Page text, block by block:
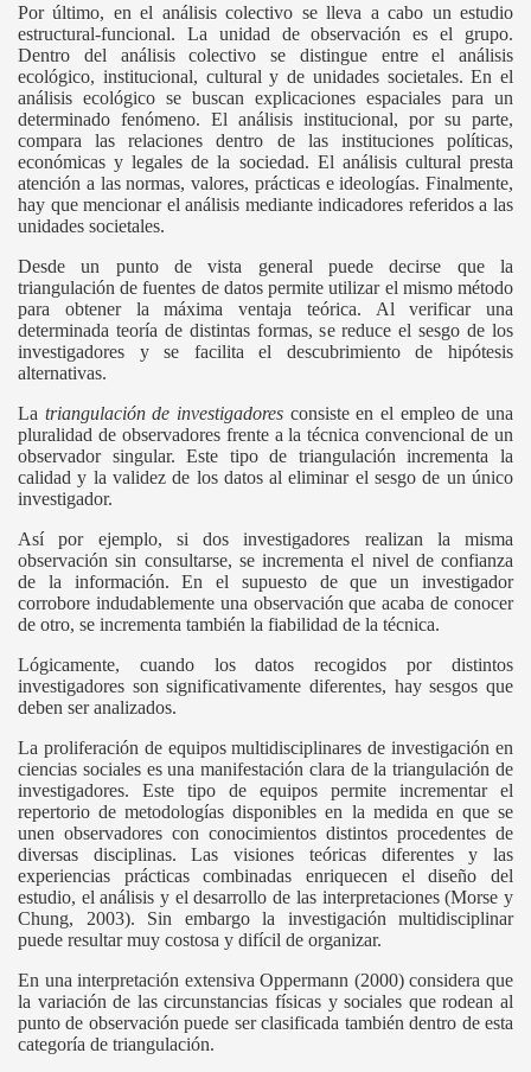
Por último, en el análisis colectivo se lleva a cabo un estudio
estructural-funcional. La unidad de observación es el grupo.
Dentro del análisis colectivo se distingue entre el análisis
ecológico, institucional, cultural y de unidades societales. En el
análisis ecológico se buscan explicaciones espaciales para un
determinado fenómeno. El análisis institucional, por su parte,
compara las relaciones dentro de las instituciones políticas,
económicas y legales de la sociedad. El análisis cultural presta
atención a las normas, valores, prácticas e ideologías. Finalmente,
hay que mencionar el análisis mediante indicadores referidos a las
unidades societales.
Desde un punto de vista general puede decirse que la
triangulación de fuentes de datos permite utilizar el mismo método
para obtener la máxima ventaja teórica. Al verificar una
determinada teoría de distintas formas, se reduce el sesgo de los
investigadores y se facilita el descubrimiento de hipótesis
alternativas.
La triangulación de investigadores consiste en el empleo de una
pluralidad de observadores frente a la técnica convencional de un
observador singular. Este tipo de triangulación incrementa la
calidad y la validez de los datos al eliminar el sesgo de un único
investigador.
Así por ejemplo, si dos investigadores realizan la misma
observación sin consultarse, se incrementa el nivel de confianza
de la información. En el supuesto de que un investigador
corrobore indudablemente una observación que acaba de conocer
de otro, se incrementa también la fiabilidad de la técnica.
Lógicamente, cuando los datos recogidos por distintos
investigadores son significativamente diferentes, hay sesgos que
deben ser analizados.
La proliferación de equipos multidisciplinares de investigación en
ciencias sociales es una manifestación clara de la triangulación de
investigadores. Este tipo de equipos permite incrementar el
repertorio de metodologías disponibles en la medida en que se
unen observadores con conocimientos distintos procedentes de
diversas disciplinas. Las visiones teóricas diferentes y las
experiencias prácticas combinadas enriquecen el diseño del
estudio, el análisis y el desarrollo de las interpretaciones (Morse y
Chung, 2003). Sin embargo la investigación multidisciplinar
puede resultar muy costosa y difícil de organizar.
En una interpretación extensiva Oppermann (2000) considera que
la variación de las circunstancias físicas y sociales que rodean al
punto de observación puede ser clasificada también dentro de esta
categoría de triangulación.